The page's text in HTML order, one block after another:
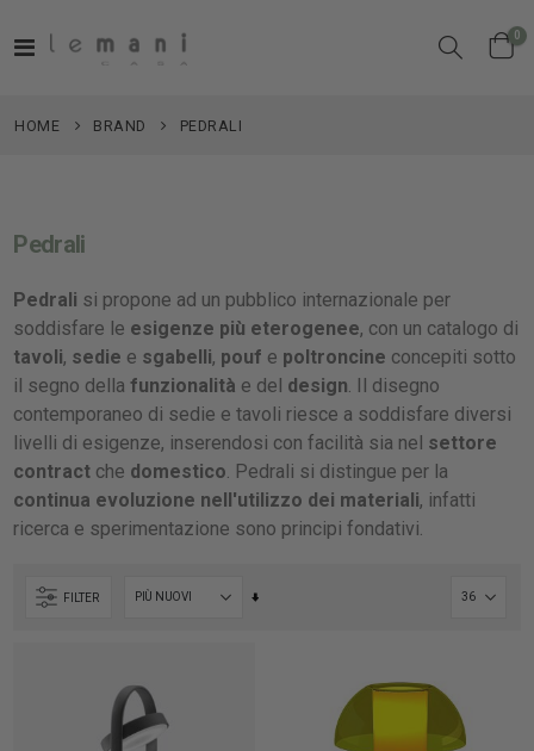
Toggle
Cart
0
HOME BRAND PEDRALI
Pedrali
Pedrali si propone ad un pubblico internazionale per
soddisfare le esigenze più eterogenee, con un catalogo di
tavoli, sedie e sgabelli, pouf e poltroncine concepiti sotto
il segno dellafunzionalità e del design . Il disegno
contemporaneo di sedie e tavoli riesce a soddisfare diversi
livelli di esigenze, inserendosi con facilità sia nel settore
contract che domestico . Pedrali si distingue per la
continua evoluzione nell'utilizzo dei materiali, infatti
ricerca e sperimentazione sono principi fondativi.
FILTER
Imposta